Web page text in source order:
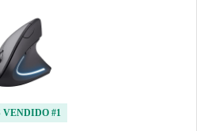
VENDIDO #1